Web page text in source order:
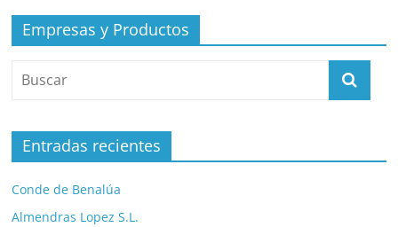
Empresas y Productos
Entradas recientes
Conde de Benalúa
Almendras Lopez S.L.